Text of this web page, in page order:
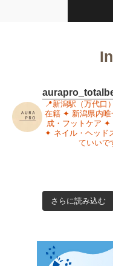
📍新潟駅（万代口
在籍 ✦ 新潟県内唯
成・フットケア ✦
✦ ネイル・ヘッド
ていいで
さらに読み込む